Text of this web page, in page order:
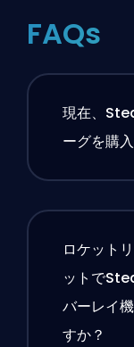
FAQs
現在、
ーグを購
ロケット
ットで
バーレイ
すか？